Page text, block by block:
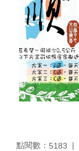
點閱數： 5183